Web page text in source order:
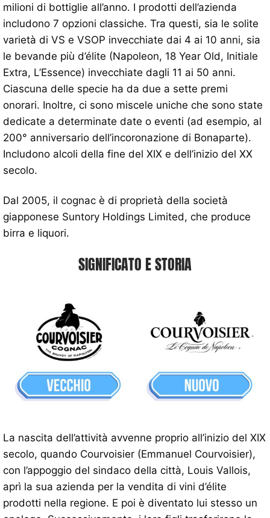
milioni di bottiglie all’anno. I prodotti dell’azienda
includono 7 opzioni classiche. Tra questi, sia le solite
varietà di VS e VSOP invecchiate dai 4 ai 10 anni, sia
le bevande più d’élite (Napoleon, 18 Year Old, Initiale
Extra, L’Essence) invecchiate dagli 11 ai 50 anni.
Ciascuna delle specie ha da due a sette premi
onorari. Inoltre, ci sono miscele uniche che sono state
dedicate a determinate date o eventi (ad esempio, al
200° anniversario dell’incoronazione di Bonaparte).
Includono alcoli della fine del XIX e dell’inizio del XX
secolo.
Dal 2005, il cognac è ​​di proprietà della società
giapponese Suntory Holdings Limited, che produce
birra e liquori.
SIGNIFICATO E STORIA
La nascita dell’attività avvenne proprio all’inizio del XIX
secolo, quando Courvoisier (Emmanuel Courvoisier),
con l’appoggio del sindaco della città, Louis Vallois,
aprì la sua azienda per la vendita di vini d’élite
prodotti nella regione. E poi è diventato lui stesso un